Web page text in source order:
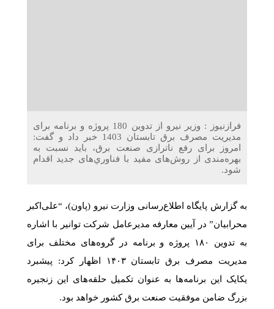
فرازنیوز : وزیر نیرو از تدوین 180 پروژه و برنامه برای
مدیریت مصرف برق تابستان 1403 خبر داد و گفت:
امروز برای رفع ناترازی صنعت برق، باید نسبت به
بهره‌مندی از روش‌های مفید با فناور‌ي‌های جدید اقدام
شود.
به گزارش پایگاه اطلاع‌رسانی وزارت نیرو (پاون)، “علی‌اکبر
محرابیان” در آیین معارفه مدیرعامل شرکت توانیر با اشاره
به تدوین ۱۸۰ پروژه و برنامه در گروه‌های مختلف برای
مدیریت مصرف برق تابستان ۱۴۰۳ اظهار کرد: پیشبرد
یکایک این برنامه‌ها به عنوان تکمیل حلقه‌های این زنجیره
بزرگ ضامن موفقیت صنعت برق کشور خواهد بود.